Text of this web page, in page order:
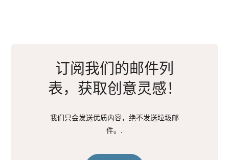
订阅我们的邮件列
表，获取创意灵感！
我们只会发送优质内容，绝不发送垃圾邮
件。.